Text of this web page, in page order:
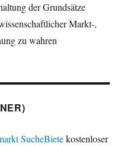
der Grundsätze
Markt-,
zu wahren
SucheBietekostenloser